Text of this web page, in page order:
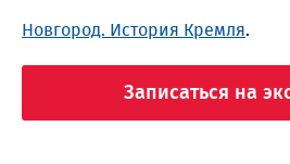
Новгород. История Кремля.
Записаться на